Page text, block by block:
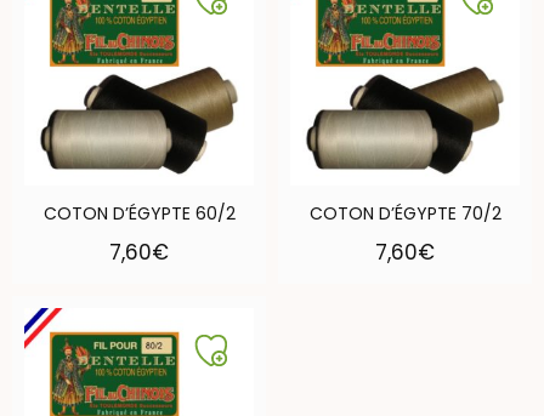
COTON D’ÉGYPTE 60/2
7,60€
COTON D’ÉGYPTE 70/2
7,60€